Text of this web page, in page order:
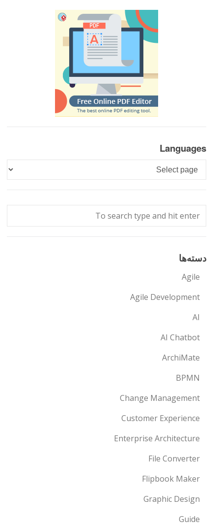
Languages
Languages
دسته‌ها
Agile
Agile Development
AI
AI Chatbot
ArchiMate
BPMN
Change Management
Customer Experience
Enterprise Architecture
File Converter
Flipbook Maker
Graphic Design
Guide